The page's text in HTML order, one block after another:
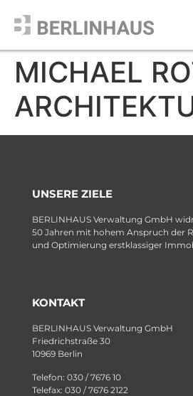
MICHAEL
UNSERE ZIELE
BERLINHAUS Verwaltung GmbH
50 Jahren mit hohem Anspruch der
und Optimierung erstklassiger
KONTAKT
BERLINHAUS Verwaltung GmbH
Friedrichstraße 30
10969 Berlin
Telefon: 030 / 7676 10
Telefax: 030 / 7676 2122